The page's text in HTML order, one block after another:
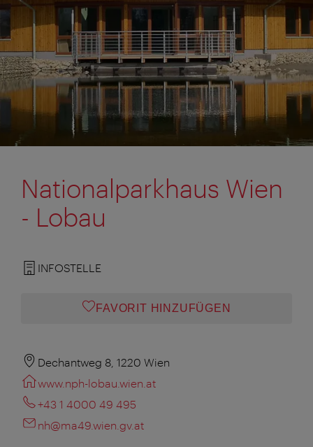
Nationalparkhaus Wien
- Lobau
INFOSTELLE
FAVORIT HINZUFÜGEN
Dechantweg 8, 1220 Wien
www.nph-lobau.wien.at
+43 1 4000 49 495
nh@ma49.wien.gv.at